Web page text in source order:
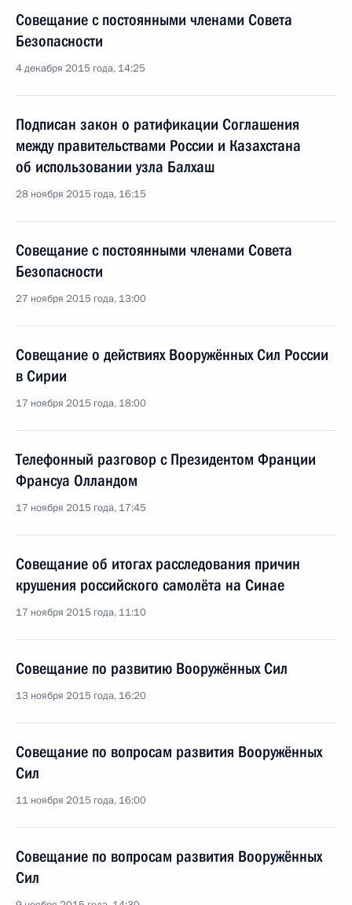
Совещание с постоянными членами Совета
Безопасности
4 декабря 2015 года, 14:25
Подписан закон о ратификации Соглашения
между правительствами России и Казахстана
об использовании узла Балхаш
28 ноября 2015 года, 16:15
Совещание с постоянными членами Совета
Безопасности
27 ноября 2015 года, 13:00
Совещание о действиях Вооружённых Сил России
в Сирии
17 ноября 2015 года, 18:00
Телефонный разговор с Президентом Франции
Франсуа Олландом
17 ноября 2015 года, 17:45
Совещание об итогах расследования причин
крушения российского самолёта на Синае
17 ноября 2015 года, 11:10
Совещание по развитию Вооружённых Сил
13 ноября 2015 года, 16:20
Совещание по вопросам развития Вооружённых
Сил
11 ноября 2015 года, 16:00
Совещание по вопросам развития Вооружённых
Сил